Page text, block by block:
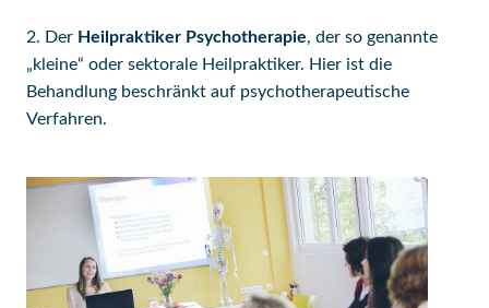
2. Der Heilpraktiker Psychotherapie, der so genannte
„kleine“ oder sektorale Heilpraktiker. Hier ist die
Behandlung beschränkt auf psychotherapeutische
Verfahren.